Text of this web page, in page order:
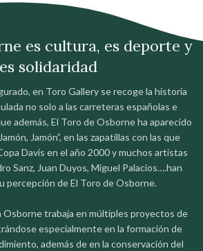
es cultura, es deporte y
es solidaridad
en Toro Gallery se recoge la historia
no solo a las carreteras españolas e
además, El Toro de Osborne ha aparecido
Jamón”, en las zapatillas con las que
Davis en el año 2000 y muchos artistas
Sanz, Juan Duyos, Miguel Palacios….han
percepción de El Toro de Osborne.
Osborne trabaja en múltiples proyectos de
especialmente en la formación de
además de en la conservación del